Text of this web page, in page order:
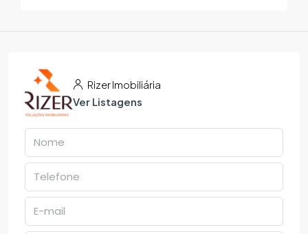
Rizer Imobiliária
Ver Listagens